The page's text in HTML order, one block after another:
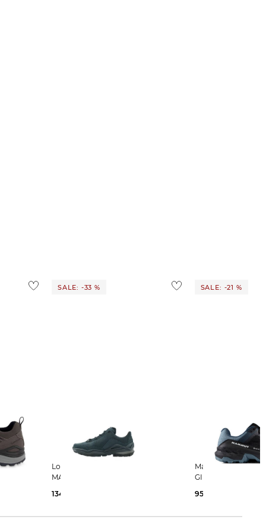
SALE: -33 %
Lowa | Herren Wanderschuhe
MADDOX PRO LT GTX LO
134,49 €
SALE: -21 %
Mammut | Herren Wanderschuhe
GIRUN II LOW GTX
95,35 €